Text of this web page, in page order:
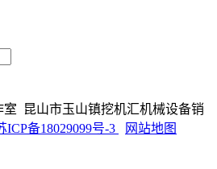
昆山市玉山镇挖机汇机械设备销
ICP备18029099号-3 网站地图